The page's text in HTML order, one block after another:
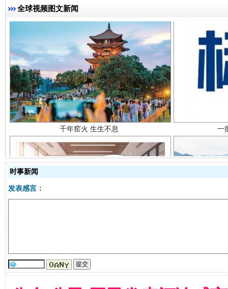
全球视频图文新闻
千年窑火 生生不息
时事新闻
发表感言：